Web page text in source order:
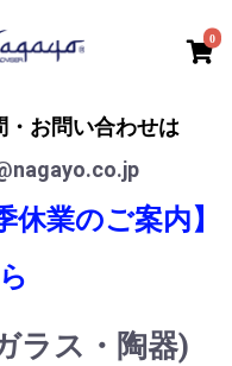
0
・お問い合わせは
休業のご案内】
ラス・陶器)